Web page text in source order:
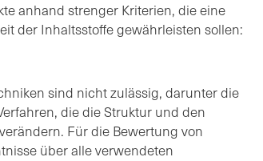
anhand strenger Kriterien, die eine
der Inhaltsstoffe gewährleisten sollen:
sind nicht zulässig, darunter die
die die Struktur und den
Für die Bewertung von
über alle verwendeten